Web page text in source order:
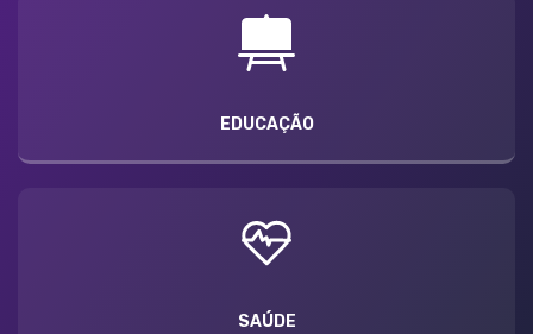
EDUCAÇÃO
SAÚDE